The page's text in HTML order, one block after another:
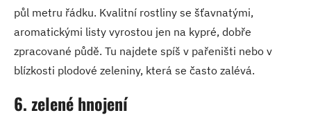
půl metru řádku. Kvalitní rostliny se šťavnatými,
aromatickými listy vyrostou jen na kypré, dobře
zpracované půdě. Tu najdete spíš v pařeništi nebo v
blízkosti plodové zeleniny, která se často zalévá.
6. zelené hnojení